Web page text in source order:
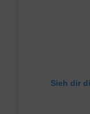
Sieh dir